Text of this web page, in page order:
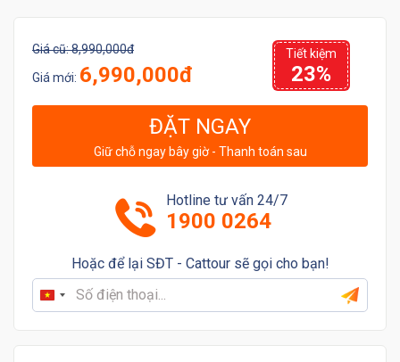
Giá cũ:8,990,000đ
Giá mới: 6,990,000đ
Tiết kiệm
23%
ĐẶT NGAY
Giữ chỗ ngay bây giờ - Thanh toán sau
Hotline tư vấn 24/7
1900 0264
Hoặc để lại SĐT - Cattour sẽ gọi cho bạn!
Vietnam